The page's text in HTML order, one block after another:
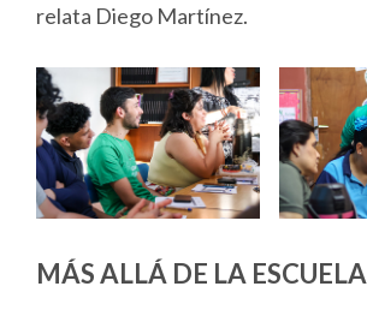
relata Diego Martínez.
MÁS ALLÁ DE LA ESCUELA